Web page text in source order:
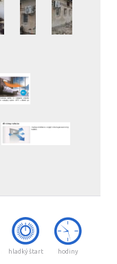
hladký štart hodiny